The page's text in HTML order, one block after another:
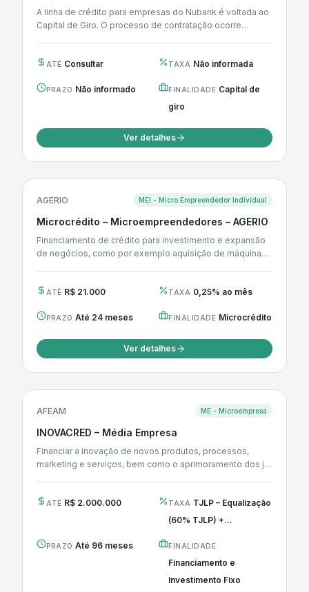
A linha de crédito para empresas do Nubank é voltada ao
Capital de Giro. O processo de contratação ocorre
ATÉ Consultar TAXA Não informada
PRAZO Não informado FINALIDADE Capital de
giro
Ver detalhes
AGERIO MEI - Micro Empreendedor Individual
Microcrédito – Microempreendedores – AGERIO
Financiamento de crédito para investimento e expansão
de negócios, como por exemplo aquisição de máquinas
ATÉ R$ 21.000 TAXA 0,25% ao mês
PRAZO Até 24 meses FINALIDADE Microcrédito
Ver detalhes
AFEAM ME - Microempresa
INOVACRED – Média Empresa
Financiar a inovação de novos produtos, processos,
marketing e serviços, bem como o aprimoramento dos já
ATÉ R$ 2.000.000 TAXA TJLP – Equalização
(60% TJLP) +...
PRAZO Até 96 meses FINALIDADE
Financiamento e
Investimento Fixo